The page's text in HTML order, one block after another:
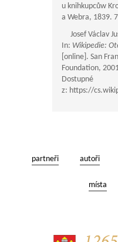
u knihkupcůw
a Webra, 1839.
Josef Václav
In: Wikipedie:
[online]. San
Foundation,
Dostupné
z: https://
partneři autoři
místa